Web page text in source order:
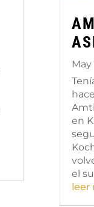
May
en
el
leer